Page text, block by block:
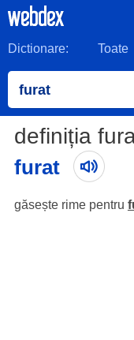
Dictionare: Toate
definiția
furat
găsește rime pentru